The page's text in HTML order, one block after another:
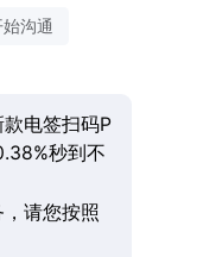
沟通
电签扫码P
秒到不
请您按照